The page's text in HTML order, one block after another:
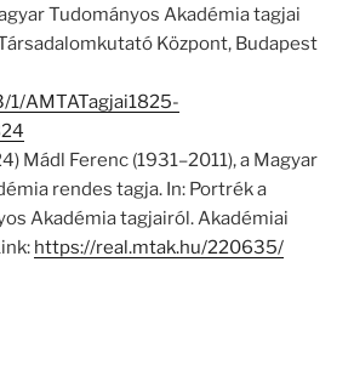
Tudományos Akadémia tagjai
Központ, Budapest
AMTATagjai1825-
Mádl Ferenc (1931–2011), a Magyar
rendes tagja. In: Portrék a
Akadémia tagjairól. Akadémiai
https://real.mtak.hu/220635/